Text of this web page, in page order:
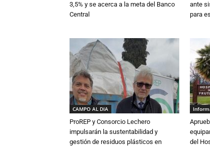
3,5% y se acerca a la meta del Banco
Central
ante
para
CAMPO AL DIA
ProREP y Consorcio Lechero
impulsarán la sustentabilidad y
gestión de residuos plásticos en
del